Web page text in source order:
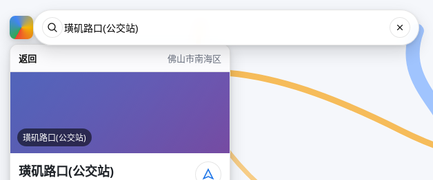
返回 佛山市南海区
璜矶路口(公交站)
璜矶路口(公交站)